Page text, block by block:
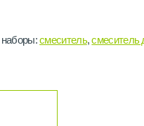
наборы:смеситель,смеситель